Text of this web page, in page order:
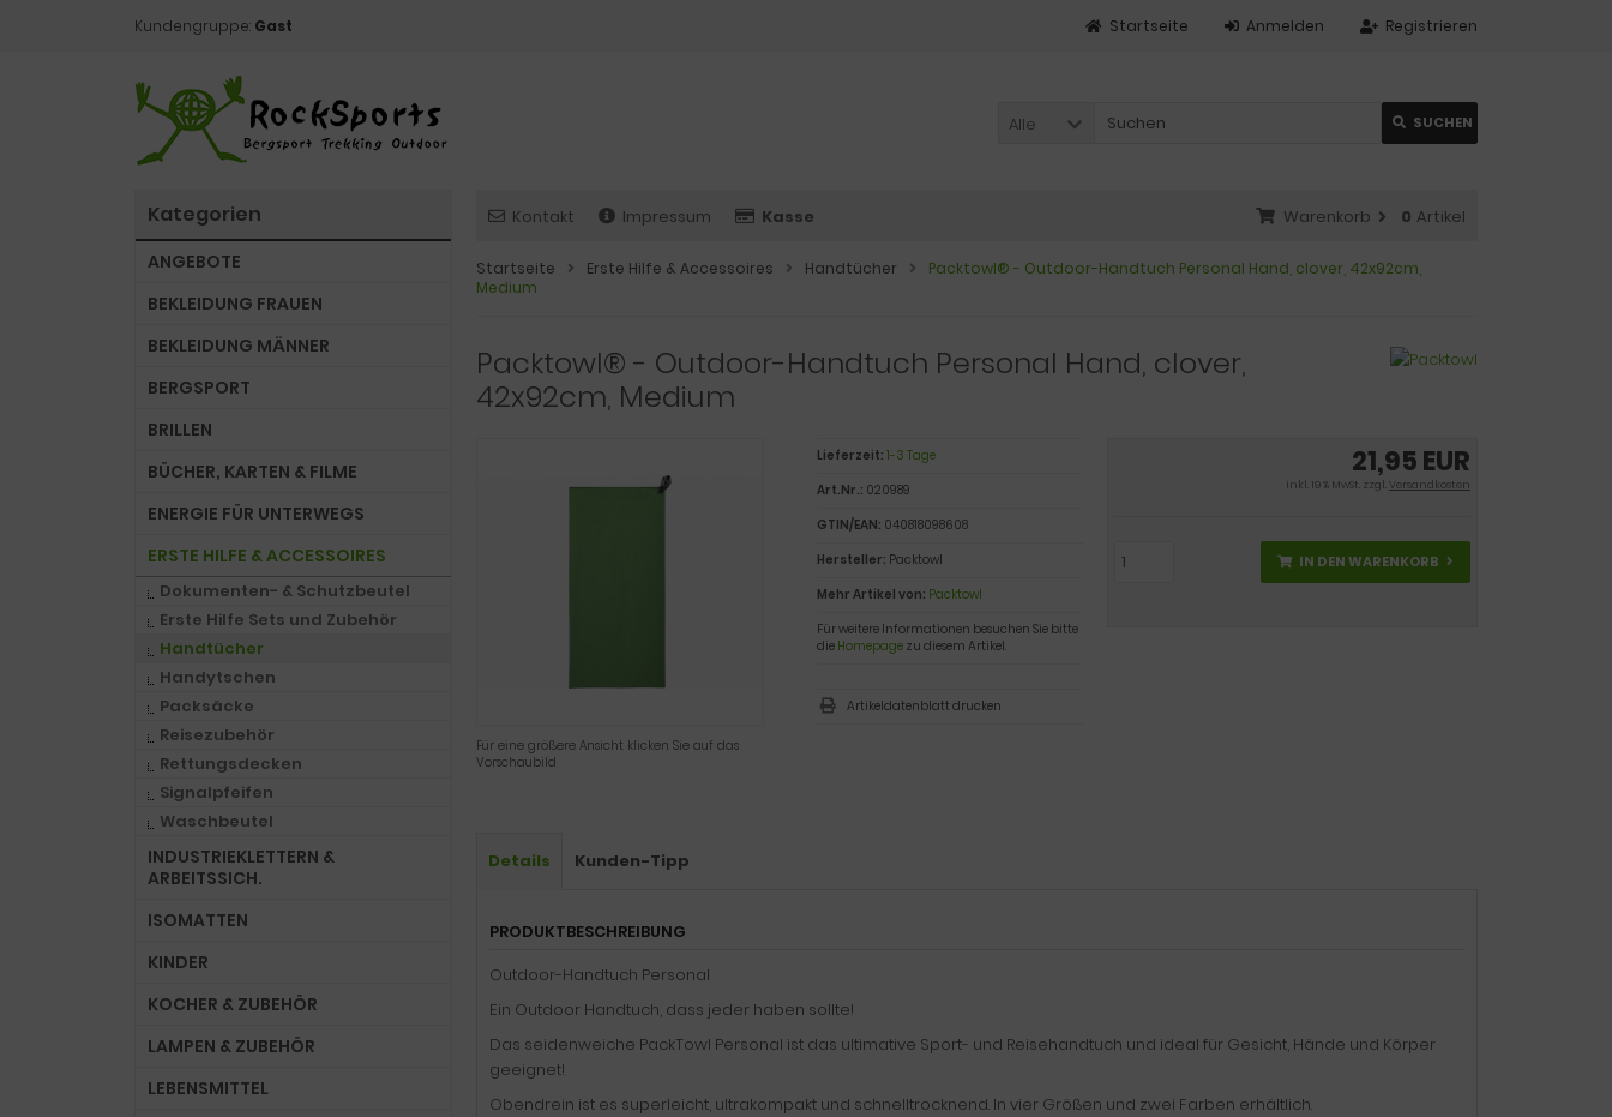
Kundengruppe: Gast Registrieren
Anmelden
Startseite
Alle SUCHEN
Kontakt Impressum Kasse Warenkorb 0 Artikel
Startseite Erste Hilfe & Accessoires Handtücher
Packtowl® - Outdoor-Handtuch Personal Hand, clover, 42x92cm,
Medium
Packtowl® - Outdoor-Handtuch Personal Hand, clover,
42x92cm, Medium
Für eine größere Ansicht klicken Sie auf das
Vorschaubild
21,95 EUR
inkl. 19 % MwSt. zzgl.Versandkosten
IN DEN WARENKORB
Lieferzeit: 1-3 Tage
Art.Nr.: 020989
GTIN/EAN: 040818098608
Hersteller: Packtowl
Mehr Artikel von: Packtowl
Für weitere Informationen besuchen Sie bitte
die Homepagezu diesem Artikel.
Artikeldatenblatt drucken
Details Kunden-Tipp
PRODUKTBESCHREIBUNG
Outdoor-Handtuch Personal
Ein Outdoor Handtuch, dass jeder haben sollte!
Das seidenweiche PackTowl Personal ist das ultimative Sport- und Reisehandtuch und ideal für Gesicht, Hände und Körper
geeignet!
Obendrein ist es superleicht, ultrakompakt und schnelltrocknend. In vier Größen und zwei Farben erhältlich.
Kategorien
ANGEBOTE
BEKLEIDUNG FRAUEN
BEKLEIDUNG MÄNNER
BERGSPORT
BRILLEN
BÜCHER, KARTEN & FILME
ENERGIE FÜR UNTERWEGS
ERSTE HILFE & ACCESSOIRES
Dokumenten- & Schutzbeutel
Erste Hilfe Sets und Zubehör
Handtücher
Handytschen
Packsäcke
Reisezubehör
Rettungsdecken
Signalpfeifen
Waschbeutel
INDUSTRIEKLETTERN &
ARBEITSSICH.
ISOMATTEN
KINDER
KOCHER & ZUBEHÖR
LAMPEN & ZUBEHÖR
LEBENSMITTEL